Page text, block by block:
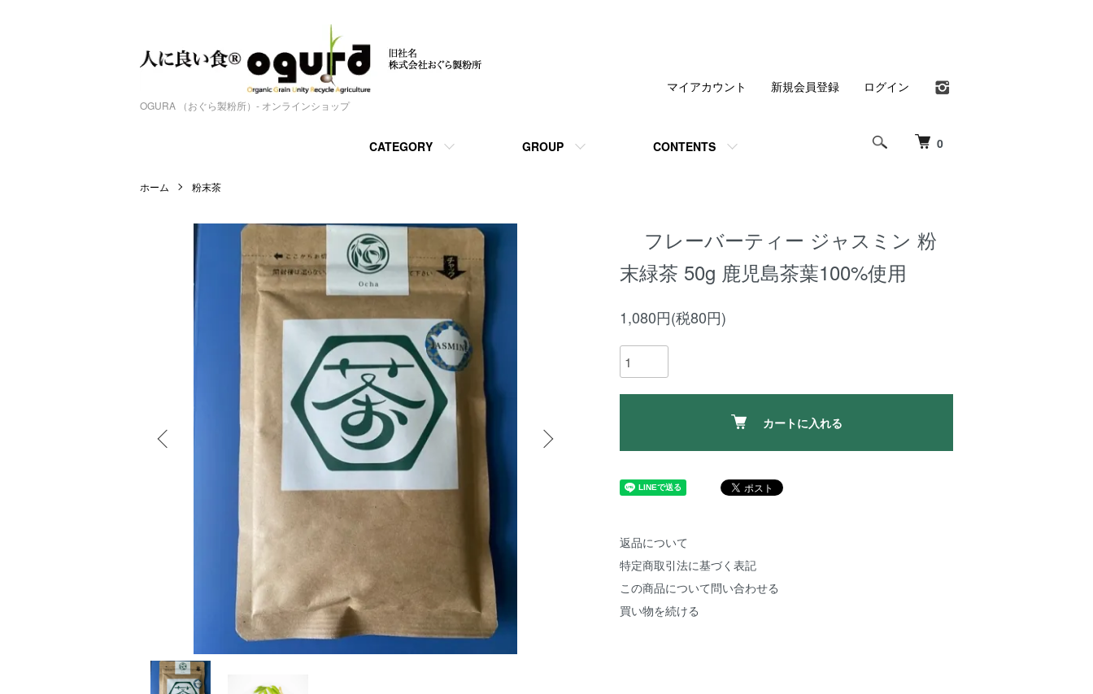
OGURA （おぐら製粉所）- オンラインショップ
0
CATEGORY GROUP CONTENTS
マイアカウント 新規会員登録 ログイン
ホーム 粉末茶
フレーバーティー ジャスミン 粉
末緑茶 50g 鹿児島茶葉100%使用
1,080円(税80円)
カートに入れる
返品について
特定商取引法に基づく表記
この商品について問い合わせる
買い物を続ける